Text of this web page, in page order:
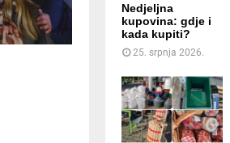
Nedjeljna
kupovina: gdje i
kada kupiti?
25. srpnja 2026.